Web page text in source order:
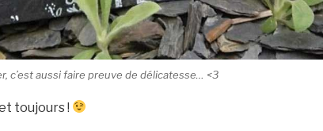
c’est aussi faire preuve de délicatesse… <3
toujours !